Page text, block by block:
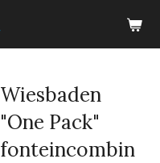
Wiesbaden
"One Pack"
fonteincombin